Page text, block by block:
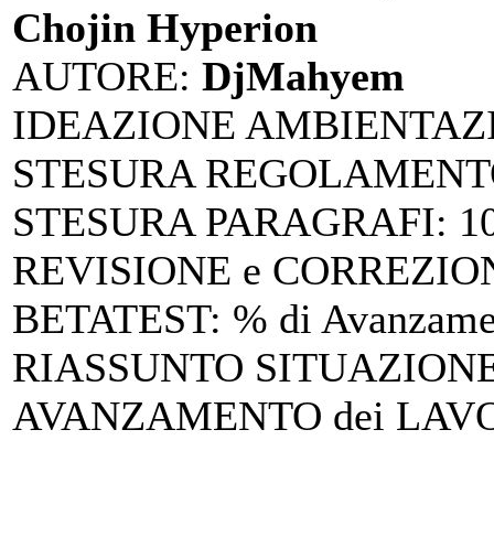
Chojin Hyperion
AUTORE: DjMahyem
IDEAZIONE
STESURA
STESURA PARAGRAFI:
REVISIONE e
BETATEST: % di
RIASSUNTO
AVANZAMENTO dei